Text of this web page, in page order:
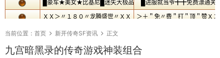
当前位置： 首页 新开传奇SF资讯 正文
九宫暗黑录的传奇游戏神装组合